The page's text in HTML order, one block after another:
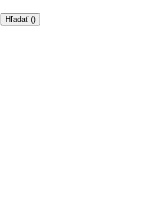
Hľadať ()